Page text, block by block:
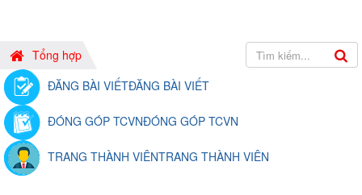
Tổng hợp
ĐĂNG BÀI VIẾTĐĂNG BÀI VIẾT
ĐÓNG GÓP TCVNĐÓNG GÓP TCVN
TRANG THÀNH VIÊNTRANG THÀNH VIÊN